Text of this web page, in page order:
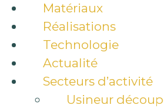
Matériaux
Réalisations
Technologie
Actualité
Secteurs d’activité
Usineur